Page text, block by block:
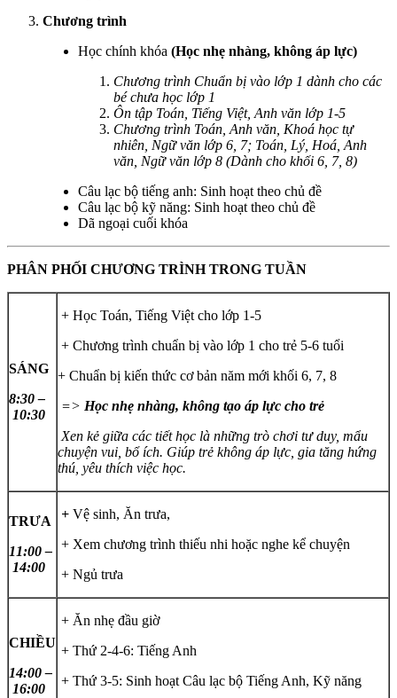
Chương trình
Học chính khóa (Học nhẹ nhàng, không áp lực)
Chương trình Chuẩn bị vào lớp 1 dành cho các
bé chưa học lớp 1
Ôn tập Toán, Tiếng Việt, Anh văn lớp 1-5
Chương trình Toán, Anh văn, Khoá học tự
nhiên, Ngữ văn lớp 6, 7; Toán, Lý, Hoá, Anh
văn, Ngữ văn lớp 8 (Dành cho khối 6, 7, 8)
Câu lạc bộ tiếng anh: Sinh hoạt theo chủ đề
Câu lạc bộ kỹ năng: Sinh hoạt theo chủ đề
Dã ngoại cuối khóa
PHÂN PHỐI CHƯƠNG TRÌNH TRONG TUẦN
SÁNG
8:30 –
10:30
+ Học Toán, Tiếng Việt cho lớp 1-5
+ Chương trình chuẩn bị vào lớp 1 cho trẻ 5-6 tuổi
+ Chuẩn bị kiến thức cơ bản năm mới khối 6, 7, 8
=> Học nhẹ nhàng, không tạo áp lực cho trẻ
Xen kẻ giữa các tiết học là những trò chơi tư duy, mẩu
chuyện vui, bổ ích. Giúp trẻ không áp lực, gia tăng hứng
thú, yêu thích việc học.
TRƯA
11:00 –
14:00
+ Vệ sinh, Ăn trưa,
+ Xem chương trình thiếu nhi hoặc nghe kể chuyện
+ Ngủ trưa
CHIỀU
14:00 –
16:00
+ Ăn nhẹ đầu giờ
+ Thứ 2-4-6: Tiếng Anh
+ Thứ 3-5: Sinh hoạt Câu lạc bộ Tiếng Anh, Kỹ năng